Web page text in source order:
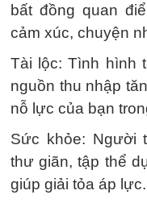
bất đồng quan
cảm xúc, chuyện
Tài lộc: Tình hình
nguồn thu nhập
nỗ lực của bạn
Sức khỏe: Người
thư giãn, tập thể
giúp giải tỏa áp lực.